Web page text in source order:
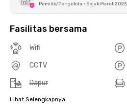
Pemilik/Pengelola • Sejak Maret 2023
Fasilitas bersama
Wifi
CCTV
Dapur
Lihat Selengkapnya